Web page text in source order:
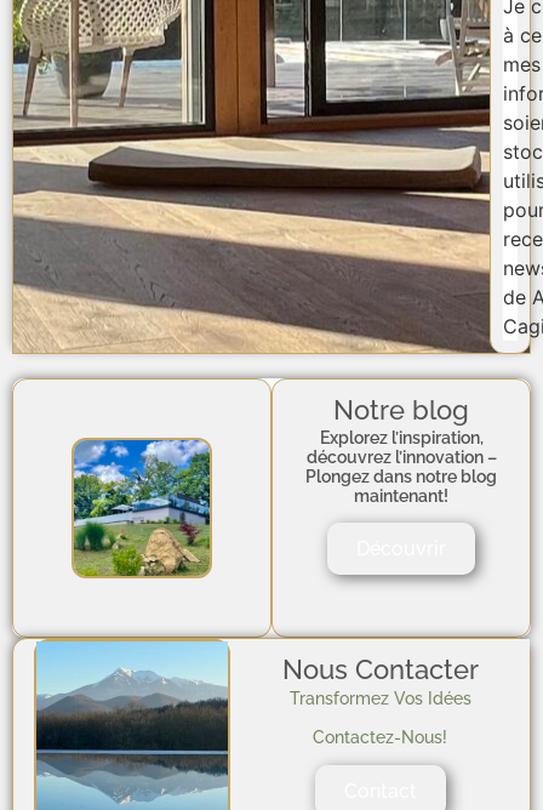
Je
à
mes
de
Notre blog
Explorez l’inspiration,
découvrez l’innovation –
Plongez dans notre blog
maintenant!
Nous Contacter
Transformez Vos Idées
Contactez-Nous!